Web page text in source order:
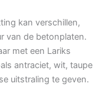
kan verschillen,
van de betonplaten.
met een Lariks
antraciet, wit, taupe
uitstraling te geven.